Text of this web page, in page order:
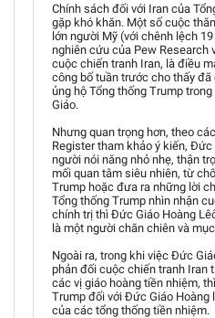
Chính sách đối với Iran của
gặp khó khăn. Một số cuộc
lớn người Mỹ (với chênh lệch
nghiên cứu của Pew Research
cuộc chiến tranh Iran, là điều
công bố tuần trước cho thấy đã
ủng hộ Tổng thống Trump
Giáo.
Nhưng quan trọng hơn, theo
Register tham khảo ý kiến, Đức
người nói năng nhỏ nhẹ, thận
mối quan tâm siêu nhiên, từ
Trump hoặc đưa ra những lời
Tổng thống Trump nhìn nhận
chính trị thì Đức Giáo Hoàng
là một người chăn chiên và
Ngoài ra, trong khi việc Đức
phản đối cuộc chiến tranh Iran
các vị giáo hoàng tiền nhiệm,
Trump đối với Đức Giáo Hoàng
của các tổng thống tiền nhiệm.